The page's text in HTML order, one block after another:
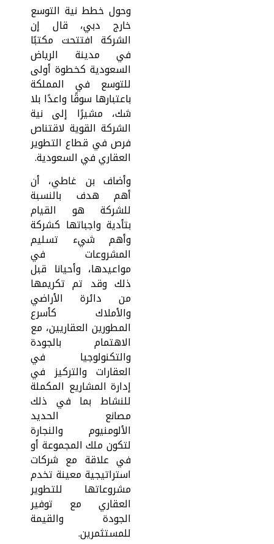
وحول خطط نية التوسع
خارج دبي، قال إن
الشركة افتتحت مكتبًا
في مدينة الرياض
السعودية كخطوة أولى
للتوسع في المملكة
باعتبارها سوقًا واعدًا بلا
شك، مشيرًا إلى نية
الشركة القوية لاقتناص
فرص في قطاع التطوير
العقاري في السعودية.
وأضاف بن غاطي، أن
أهم هدف بالنسبة
للشركة هو القيام
بتأدية واجباتها كشركة
وأهم شيء تسليم
المشروعات في
مواعيدها، وأحيانا قبل
ذلك وقد تم تكريمها
من دائرة الأراضي
والأملاك كأسرع
المطورين العقاريين، مع
الاهتمام بالجودة
والتكنولوجيا في
العقارات والتركيز في
إدارة المشاريع المكملة
للنشاط بما في ذلك
مصانع الحديد
الألومنيوم والنجارة
لتكون ملك المجموعة أو
في علاقة مع شركات
استراتيجية معينة تخدم
مشروعاتها للتطوير
العقاري مع توفير
الجودة والقيمة
للمستثمرين.